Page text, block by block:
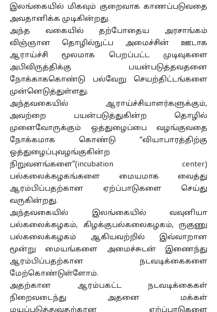
இலங்கையில் மிகவும் குறைவாக காணப்படுவதை
அவதானிக்க முடிகின்றது.
அந்த வகையில் தற்போதைய அரசாங்கம்
விஞ்ஞான தொழில்நுட்ப அமைச்சின் ஊடாக
ஆராய்ச்சி மூலமாக பெறப்பட்ட முடிவுகளை
அபிவிருத்திக்கு பயன்படுத்தவதனை
நோக்காககொண்டு பல்வேறு செயற்திட்டங்களை
முன்னெடுத்துள்ளது.
அந்தவகையில் ஆராய்ச்சியாளர்களுக்கும்,
அவற்றை பயன்படுத்துகின்ற தொழில்
முனைவோருக்கும் ஒத்துழைப்பை வழங்குவதை
நோக்கமாக கொண்டு “வியாபாரத்திற்கு
ஒத்துழைப்புவழங்குகின்ற
நிறுவனங்களை”(incubation center)
பல்கலைக்கழகங்களை மையமாக வைத்து
ஆரம்பிப்பதற்கான ஏற்ப்பாடுகளை செய்து
வருகின்றது.
அந்தவகையில் இலங்கையில் வவுனியா
பல்கலைக்கழகம், கிழக்குபல்கலைகழகம், ருகுணு
பல்கலைக்கழகம் ஆகியவற்றில் இவ்வாறான
மூன்று மையங்களை அமைச்சுடன் இணைந்து
ஆரம்பிப்பதற்கான நடவடிக்கைகளை
மேற்கொண்டுள்ளோம்.
அதற்கான ஆரம்பகட்ட நடவடிக்கைகள்
நிறைவடைந்து அதனை மக்கள்